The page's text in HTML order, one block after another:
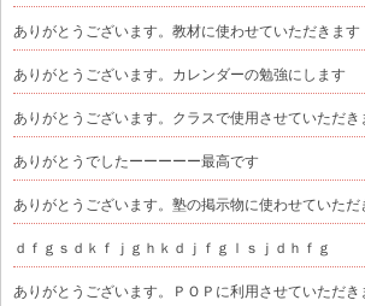
ありがとうございます。教材に使わせていただきます
ありがとうございます。カレンダーの勉強にします
ありがとうございます。クラスで使用させていただき
ありがとうでしたーーーーー最高です
ありがとうございます。塾の掲示物に使わせていただ
ｄｆｇｓｄｋｆｊｇｈｋｄｊｆｇｌｓｊｄｈｆｇ
ありがとうございます。ＰＯＰに利用させていただき